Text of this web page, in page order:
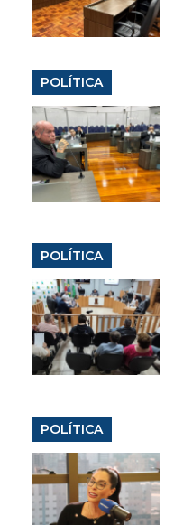
POLÍTICA
POLÍTICA
POLÍTICA